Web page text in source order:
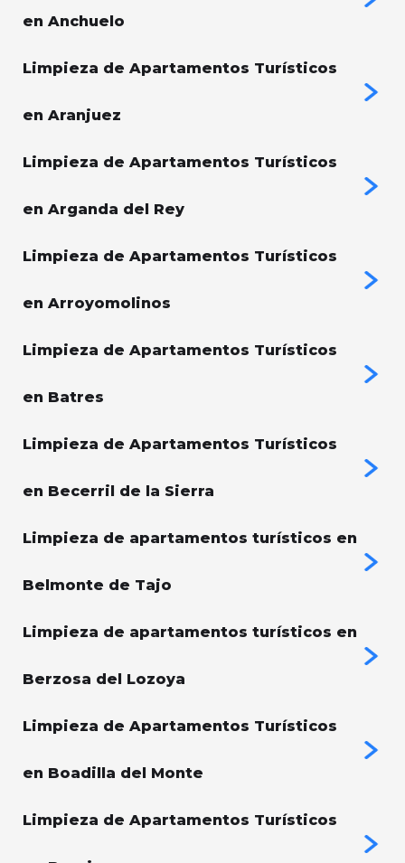
en Anchuelo
Limpieza de Apartamentos Turísticos
en Aranjuez
Limpieza de Apartamentos Turísticos
en Arganda del Rey
Limpieza de Apartamentos Turísticos
en Arroyomolinos
Limpieza de Apartamentos Turísticos
en Batres
Limpieza de Apartamentos Turísticos
en Becerril de la Sierra
Limpieza de apartamentos turísticos en
Belmonte de Tajo
Limpieza de apartamentos turísticos en
Berzosa del Lozoya
Limpieza de Apartamentos Turísticos
en Boadilla del Monte
Limpieza de Apartamentos Turísticos